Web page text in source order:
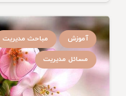
آموزش مباحث مدیریت
مسائل مدیریت